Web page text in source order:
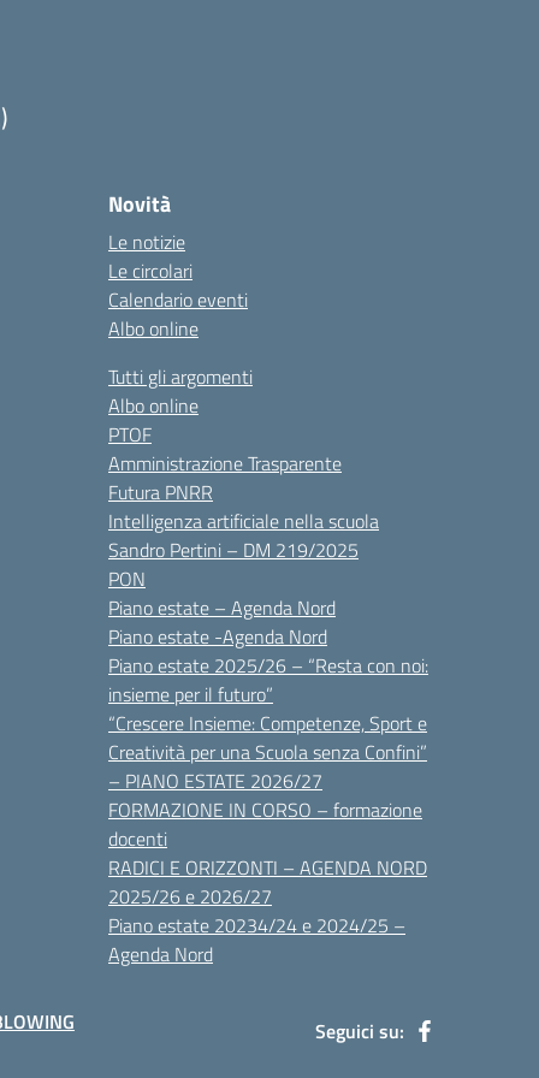
Novità
Le notizie
Le circolari
Calendario eventi
Albo online
Tutti gli argomenti
Albo online
PTOF
Amministrazione Trasparente
Futura PNRR
Intelligenza artificiale nella scuola
Sandro Pertini – DM 219/2025
PON
Piano estate – Agenda Nord
Piano estate -Agenda Nord
Piano estate 2025/26 – “Resta con noi:
insieme per il futuro”
“Crescere Insieme: Competenze, Sport e
Creatività per una Scuola senza Confini”
– PIANO ESTATE 2026/27
FORMAZIONE IN CORSO – formazione
docenti
RADICI E ORIZZONTI – AGENDA NORD
2025/26 e 2026/27
Piano estate 20234/24 e 2024/25 –
Agenda Nord
Seguici su: